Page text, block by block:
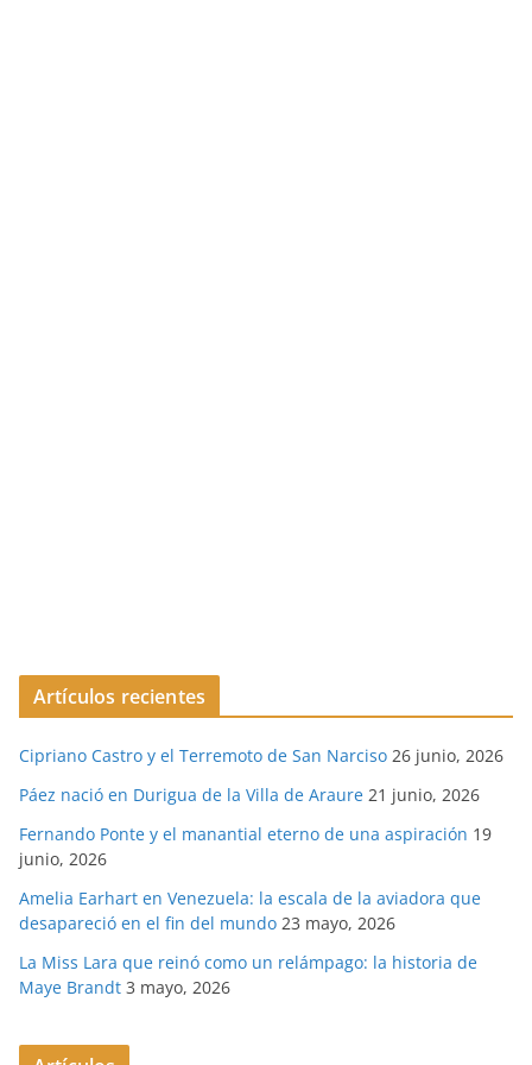
Artículos recientes
Cipriano Castro y el Terremoto de San Narciso 26 junio, 2026
Páez nació en Durigua de la Villa de Araure 21 junio, 2026
Fernando Ponte y el manantial eterno de una aspiración 19
junio, 2026
Amelia Earhart en Venezuela: la escala de la aviadora que
desapareció en el fin del mundo 23 mayo, 2026
La Miss Lara que reinó como un relámpago: la historia de
Maye Brandt 3 mayo, 2026